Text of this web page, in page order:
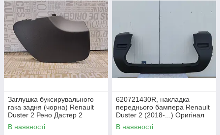
Заглушка буксирувального
гака задня (чорна) Renault
Duster 2 Рено Дастер 2
(2018-...) Оригінал
511656583R
В наявності
620721430R, накладка
переднього бампера Renault
Duster 2 (2018-...) Оригінал
Рено Дастер 2
В наявності